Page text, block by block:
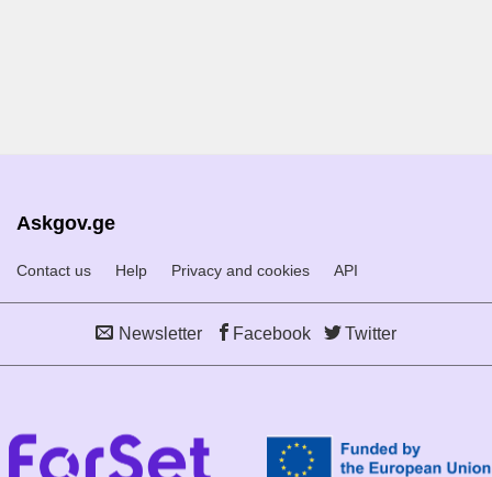
Askgov.ge
Contact us Help Privacy and cookies API
Newsletter Facebook Twitter